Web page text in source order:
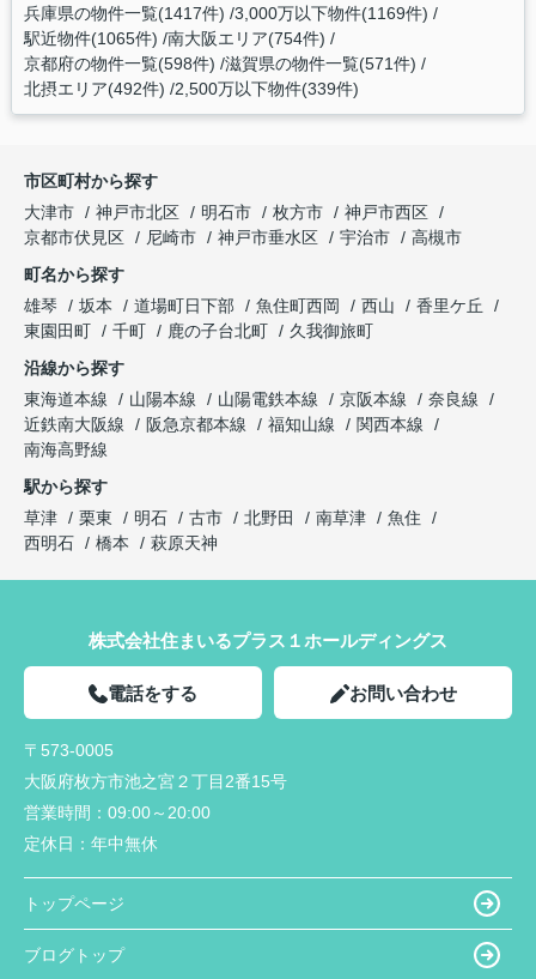
兵庫県の物件一覧(1417件) 3,000万以下物件(1169件)
駅近物件(1065件) 南大阪エリア(754件)
京都府の物件一覧(598件) 滋賀県の物件一覧(571件)
北摂エリア(492件) 2,500万以下物件(339件)
市区町村から探す
大津市
神戸市北区 明石市 枚方市
神戸市西区
京都市伏見区
尼崎市 神戸市垂水区 宇治市
高槻市
町名から探す
雄琴
坂本 道場町日下部 魚住町西岡 西山
香里ケ丘
東園田町
千町 鹿の子台北町
久我御旅町
沿線から探す
東海道本線
山陽本線 山陽電鉄本線 京阪本線
奈良線
近鉄南大阪線
阪急京都本線 福知山線
関西本線
南海高野線
駅から探す
草津
栗東 明石 古市 北野田 南草津
魚住
西明石
橋本 萩原天神
株式会社住まいるプラス１ホールディングス
電話をする お問い合わせ
〒573-0005
大阪府枚方市池之宮２丁目2番15号
営業時間： 09:00～20:00
定休日： 年中無休
トップページ
ブログトップ